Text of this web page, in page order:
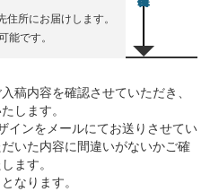
所にお届けします。
能です。
稿内容を確認させていただき、
します。
インをメールにてお送りさせてい
いた内容に間違いがないかご確
ます。
なります。